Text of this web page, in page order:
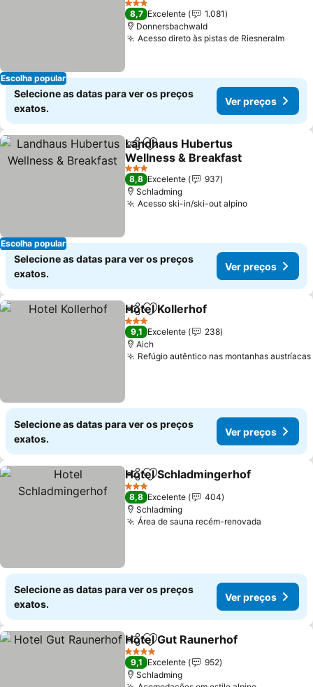
Escolha popular
3 Estrelas
8,7 Excelente
1.081
Donnersbachwald
Acesso direto às pistas de Riesneralm
Selecione as datas para ver os preços
exatos.
Ver preços
Escolha popular
PartilharAdicionar aos favoritos
Landhaus Hubertus
Wellness & Breakfast
3 Estrelas
8,8 Excelente
937
Schladming
Acesso ski-in/ski-out alpino
Selecione as datas para ver os preços
exatos.
Ver preços
PartilharAdicionar aos favoritos
Hotel Kollerhof
3 Estrelas
9,1 Excelente
238
Aich
Refúgio autêntico nas montanhas austríacas
Selecione as datas para ver os preços
exatos.
Ver preços
PartilharAdicionar aos favoritos
Hotel Schladmingerhof
3 Estrelas
8,8 Excelente
404
Schladming
Área de sauna recém-renovada
Selecione as datas para ver os preços
exatos.
Ver preços
PartilharAdicionar aos favoritos
Hotel Gut Raunerhof
4 Estrelas
9,1 Excelente
952
Schladming